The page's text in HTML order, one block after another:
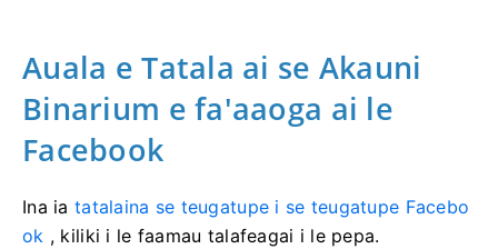
Auala e Tatala ai se Akauni
Binarium e fa'aaoga ai le
Facebook
Ina ia tatalaina se teugatupe i se teugatupe Facebo
ok , kiliki i le faamau talafeagai i le pepa.